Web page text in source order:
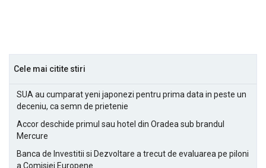
Cele mai citite stiri
SUA au cumparat yeni japonezi pentru prima data in peste un
deceniu, ca semn de prietenie
Accor deschide primul sau hotel din Oradea sub brandul
Mercure
Banca de Investitii si Dezvoltare a trecut de evaluarea pe piloni
a Comisiei Europene